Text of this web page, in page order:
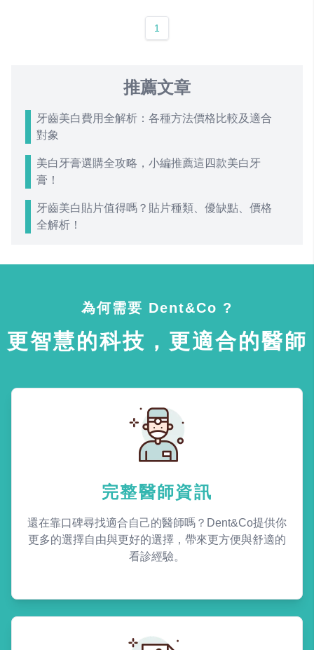
1
推薦文章
牙齒美白費用全解析：各種方法價格比較及適合
對象
美白牙膏選購全攻略，小編推薦這四款美白牙
膏！
牙齒美白貼片值得嗎？貼片種類、優缺點、價格
全解析！
為何需要 Dent&Co ?
更智慧的科技，更適合的醫師
完整醫師資訊
還在靠口碑尋找適合自己的醫師嗎？Dent&Co提供你
更多的選擇自由與更好的選擇，帶來更方便與舒適的
看診經驗。